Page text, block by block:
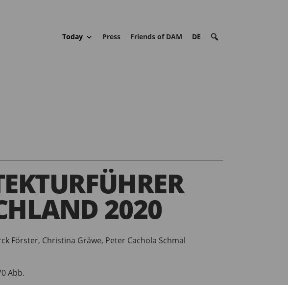
Today Press Friends of DAM DE
2020
Förster, Christina Gräwe, Peter Cachola Schmal
Abb.